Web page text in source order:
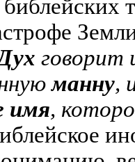
говорит
манну,
имя,